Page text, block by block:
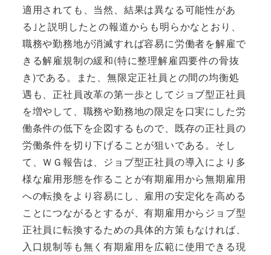
適用されても、当然、結果は異なる可能性があ
る｣と説明したとの報道からも明らかなとおり、
職務や勤務地が消滅すれば容易に労働者を解雇で
きる解雇規制の緩和(特に整理解雇四要件の骨抜
き)である。また、無限定正社員との間の均衡処
遇も、正社員改革の第一歩としてジョブ型正社員
を増やして、職務や勤務地の限定を口実にした労
働条件の低下を企図するもので、既存の正社員の
労働条件を切り下げることが狙いである。そし
て、ＷＧ報告は、ジョブ型正社員の導入により多
様な雇用形態を作ることが有期雇用から無期雇用
への転換をより容易にし、雇用の安定化を高める
ことにつながるとするが、有期雇用からジョブ型
正社員に転換するための具体的方策もなければ、
入口規制等も無く有期雇用を広範に使用できる現